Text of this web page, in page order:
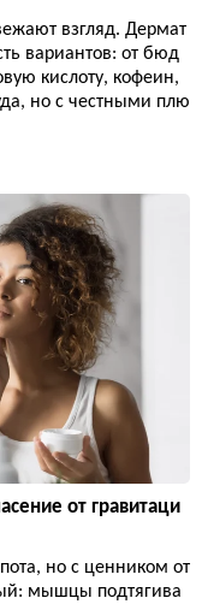
взгляд. Дермат
вариантов: от бюд
кислоту, кофеин,
но с честными плю
от гравитаци
но с ценником от
мышцы подтягива